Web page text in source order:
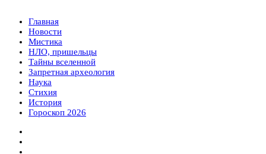
Главная
Новости
Мистика
НЛО, пришельцы
Тайны вселенной
Запретная археология
Наука
Стихия
История
Гороскоп 2026